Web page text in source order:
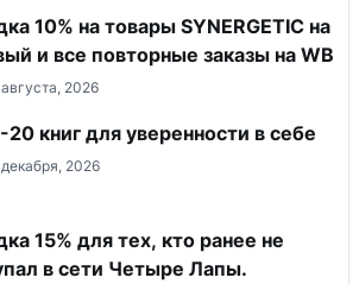
10% на товары SYNERGETIC на
и все повторные заказы на WB
2026
книг для уверенности в себе
2026
15% для тех, кто ранее не
в сети Четыре Лапы.